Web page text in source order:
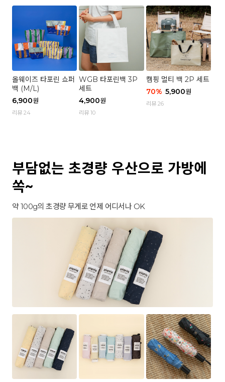
올웨이즈 타포린 쇼퍼
백 (M/L)
6,900원
리뷰 24
WGB 타포린백 3P
세트
4,900원
리뷰 10
캠핑 멀티 백 2P 세트
70% 5,900원
리뷰 26
부담없는 초경량 우산으로 가방에
쏙~
약 100g의 초경량 무게로 언제 어디서나 OK